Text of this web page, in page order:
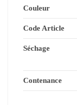
Couleur
Code Article
Séchage
Contenance